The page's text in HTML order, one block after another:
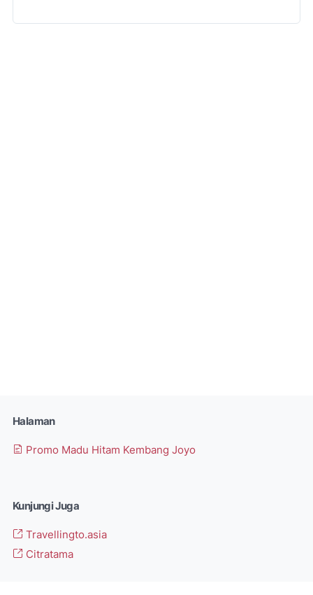
Halaman
Promo Madu Hitam Kembang Joyo
Kunjungi Juga
Travellingto.asia
Citratama